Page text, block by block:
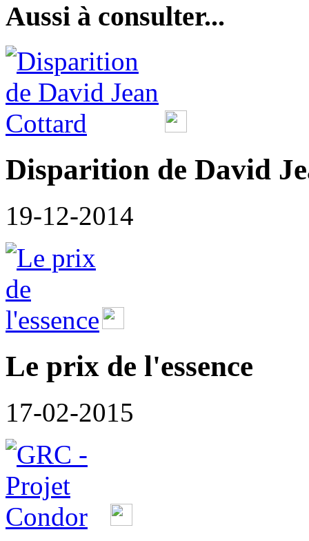
Aussi à consulter...
Disparition de David
19-12-2014
Le prix de l'essence
17-02-2015